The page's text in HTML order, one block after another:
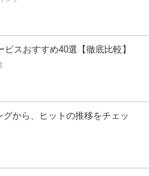
スおすすめ40選【徹底比較】
から、ヒットの推移をチェッ